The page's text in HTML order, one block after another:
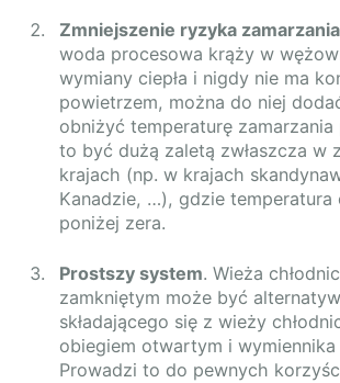
Zmniejszenie ryzyka zamarzania
woda procesowa krąży w
wymiany ciepła i nigdy nie ma
powietrzem, można do niej
obniżyć temperaturę zamarzania
to być dużą zaletą zwłaszcza w
krajach (np. w krajach
Kanadzie, …), gdzie temperatura
poniżej zera.
Prostszy system. Wieża
zamkniętym może być
składającego się z wieży
obiegiem otwartym i wymiennika
Prowadzi to do pewnych